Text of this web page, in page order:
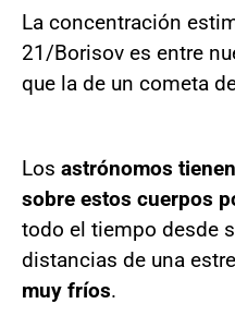
La concentración
21/Borisov es entre
que la de un cometa
Los astrónomos
sobre estos cuerpos
todo el tiempo desde
distancias de una
muy fríos.